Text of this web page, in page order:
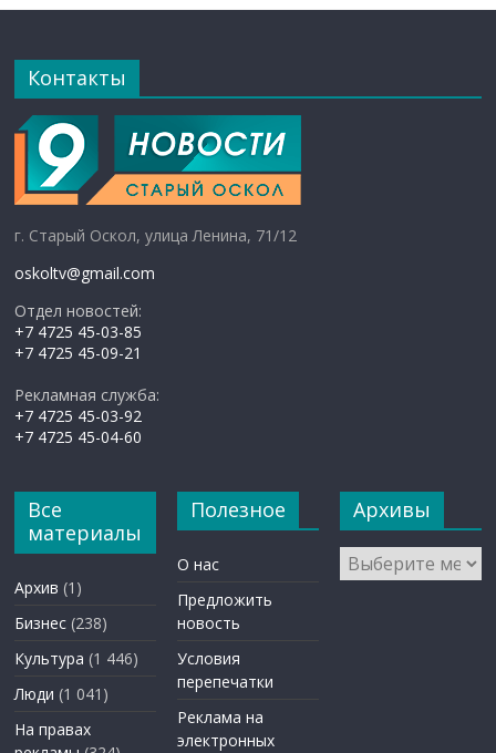
Контакты
г. Старый Оскол, улица Ленина, 71/12
oskoltv@gmail.com
Отдел новостей:
+7 4725 45-03-85
+7 4725 45-09-21
Рекламная служба:
+7 4725 45-03-92
+7 4725 45-04-60
Все
материалы
Архив (1)
Бизнес (238)
Культура (1 446)
Люди (1 041)
На правах
Полезное
О нас
Предложить
новость
Условия
перепечатки
Реклама на
электронных
Архивы
Архивы